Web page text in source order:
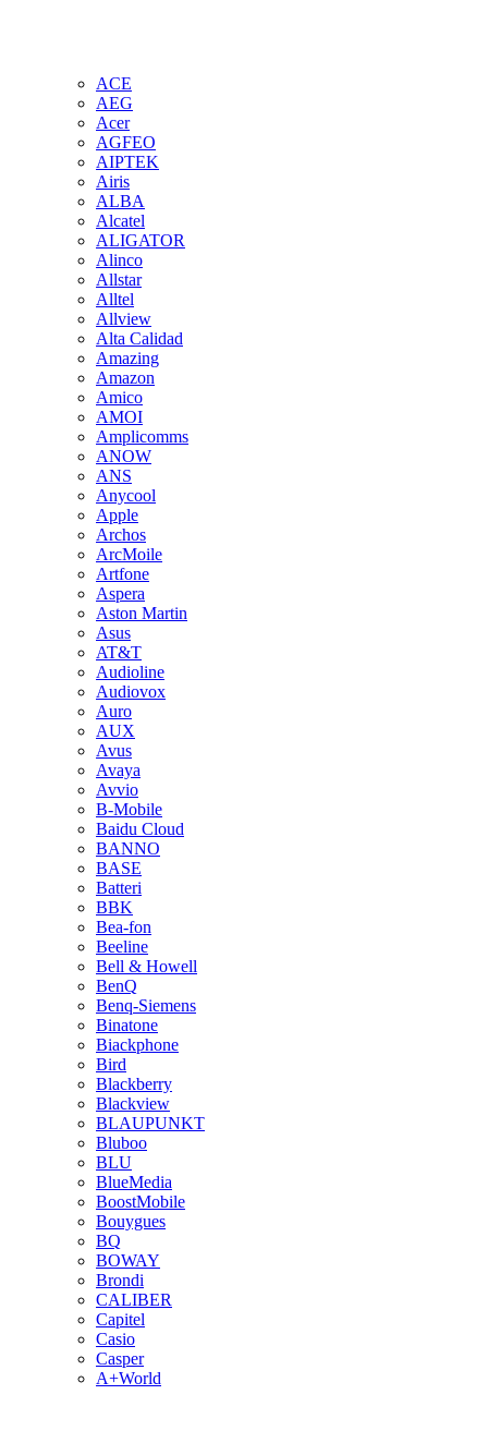
ACE
AEG
Acer
AGFEO
AIPTEK
Airis
ALBA
Alcatel
ALIGATOR
Alinco
Allstar
Alltel
Allview
Alta Calidad
Amazing
Amazon
Amico
AMOI
Amplicomms
ANOW
ANS
Anycool
Apple
Archos
ArcMoile
Artfone
Aspera
Aston Martin
Asus
AT&T
Audioline
Audiovox
Auro
AUX
Avus
Avaya
Avvio
B-Mobile
Baidu Cloud
BANNO
BASE
Batteri
BBK
Bea-fon
Beeline
Bell & Howell
BenQ
Benq-Siemens
Binatone
Biackphone
Bird
Blackberry
Blackview
BLAUPUNKT
Bluboo
BLU
BlueMedia
BoostMobile
Bouygues
BQ
BOWAY
Brondi
CALIBER
Capitel
Casio
Casper
A+World